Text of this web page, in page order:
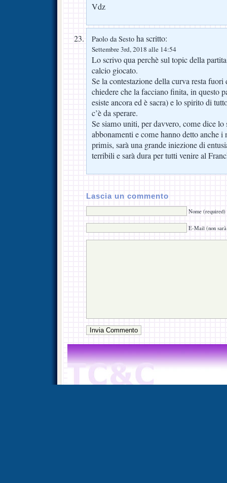
Vdz
Paolo da Sesto ha scritto:
Settembre 3rd, 2018 alle 14:54
Lo scrivo qua perchè sul topic della
calcio giocato.
Se la contestazione della curva resta
chiedere che la facciano finita, in questo
esiste ancora ed è sacra) e lo spirito di
c’è da sperare.
Se siamo uniti, per davvero, come dice lo
abbonamenti e come hanno detto anche
primis, sarà una grande iniezione di
terribili e sarà dura per tutti venire al
Lascia un commento
Nome (required)
E-Mail (non